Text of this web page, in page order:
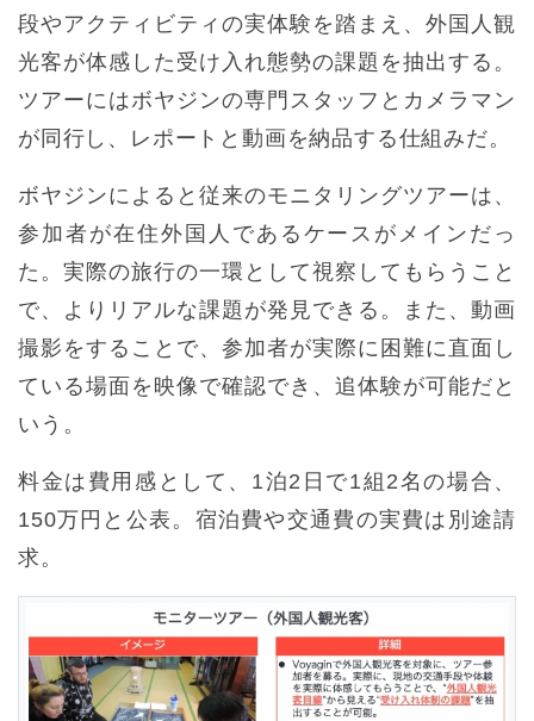
段やアクティビティの実体験を踏まえ、外国人観
光客が体感した受け入れ態勢の課題を抽出する。
ツアーにはボヤジンの専門スタッフとカメラマン
が同行し、レポートと動画を納品する仕組みだ。
ボヤジンによると従来のモニタリングツアーは、
参加者が在住外国人であるケースがメインだっ
た。実際の旅行の一環として視察してもらうこと
で、よりリアルな課題が発見できる。また、動画
撮影をすることで、参加者が実際に困難に直面し
ている場面を映像で確認でき、追体験が可能だと
いう。
料金は費用感として、1泊2日で1組2名の場合、
150万円と公表。宿泊費や交通費の実費は別途請
求。